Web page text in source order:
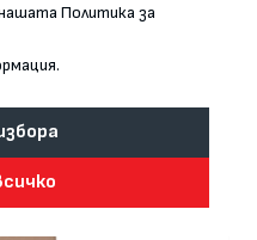
Политика за